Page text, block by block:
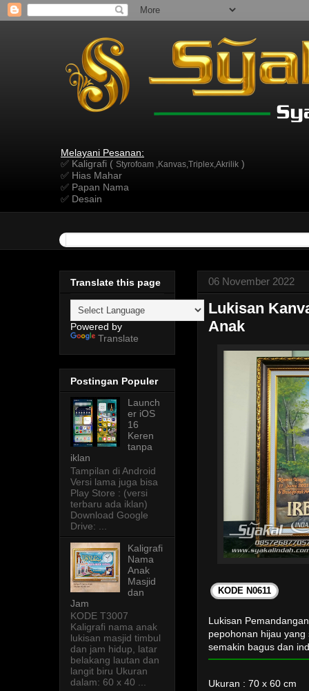
Melayani Pesanan:
✅ Kaligrafi ( Styrofoam ,Kanvas,Triplex,Akrilik )
✅ Hias Mahar
✅ Papan Nama
✅ Desain
06 November 2022
Lukisan
Anak
KODE N0611
Lukisan
pepohonan hijau
semakin bagus dan
Ukuran : 70 x 60 cm
Translate this page
Powered by
Translate
Postingan Populer
Launch
er iOS
16
Keren
tanpa
iklan
Tampilan di Android
Versi lama juga bisa
Play Store : (versi
terbaru ada iklan)
Download Google
Drive: ...
Kaligrafi
Nama
Anak
Masjid
dan
Jam
KODE T3007
Kaligrafi nama anak
lukisan masjid timbul
dan jam hidup, latar
belakang lautan dan
langit biru Ukuran
dalam: 60 x 40 ...